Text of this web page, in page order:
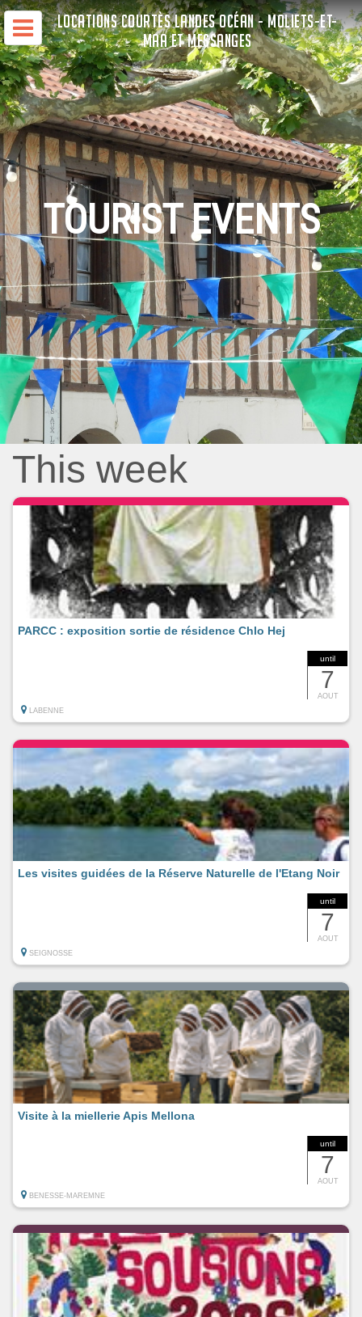
LOCATIONS COURTÈS LANDES OCÉAN - MOLIETS-ET-
MAA ET MESSANGES
TOURIST EVENTS
This week
until
7
AOUT
PARCC : exposition sortie de résidence Chlo Hej
LABENNE
until
7
AOUT
Les visites guidées de la Réserve Naturelle de l'Etang Noir
SEIGNOSSE
until
7
AOUT
Visite à la miellerie Apis Mellona
BENESSE-MAREMNE